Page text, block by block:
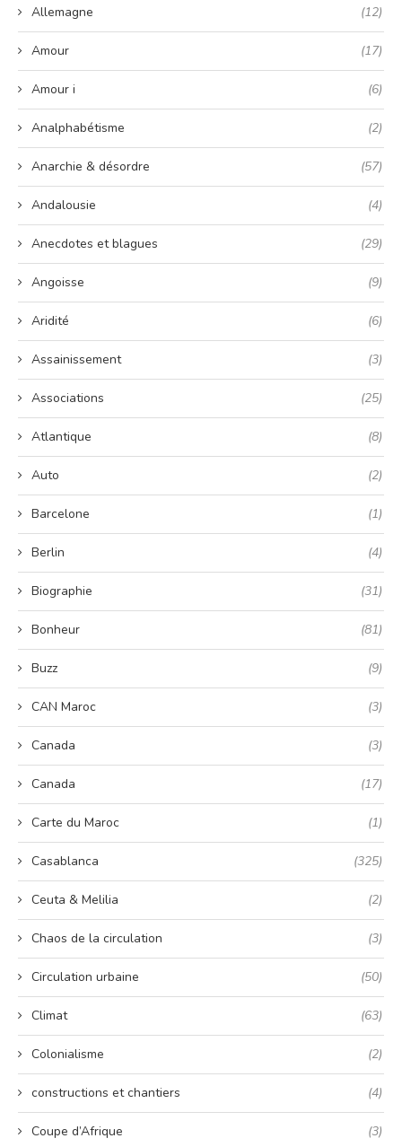
Allemagne (12)
Amour (17)
Amour i (6)
Analphabétisme (2)
Anarchie & désordre (57)
Andalousie (4)
Anecdotes et blagues (29)
Angoisse (9)
Aridité (6)
Assainissement (3)
Associations (25)
Atlantique (8)
Auto (2)
Barcelone (1)
Berlin (4)
Biographie (31)
Bonheur (81)
Buzz (9)
CAN Maroc (3)
Canada (3)
Canada (17)
Carte du Maroc (1)
Casablanca (325)
Ceuta & Melilia (2)
Chaos de la circulation (3)
Circulation urbaine (50)
Climat (63)
Colonialisme (2)
constructions et chantiers (4)
Coupe d’Afrique (3)